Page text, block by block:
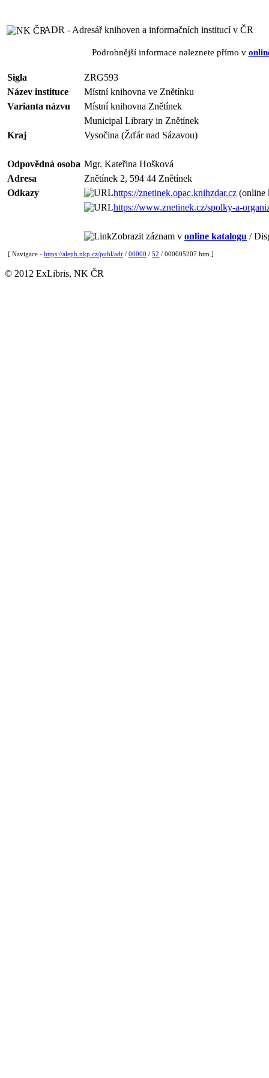
ADR - Adresář knihoven a informačních institucí v ČR
Podrobnější informace naleznete přímo v
Sigla
ZRG593
Název instituce
Místní knihovna ve Znětínku
Varianta názvu
Místní knihovna Znětínek
Municipal Library in Znětínek
Kraj
Vysočina (Žďár nad Sázavou)
Odpovědná osoba Mgr. Kateřina Hošková
Adresa
Znětínek 2, 594 44 Znětínek
Odkazy
https://znetinek.opac.knihzdar.cz (online
https://www.znetinek.cz/spolky-a-
Zobrazit záznam v online katalogu /
[ Navigace - https://aleph.nkp.cz/publ/adr / 00000 / 52 / 000005207.htm ]
© 2012 ExLibris, NK ČR